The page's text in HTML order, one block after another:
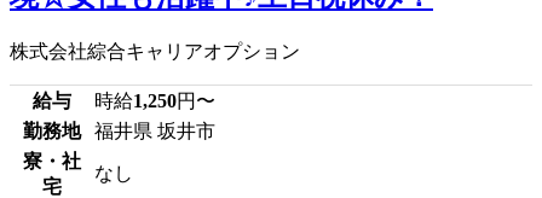
株式会社綜合キャリアオプション
給与 時給1,250円〜
勤務地
福井県 坂井市
寮・社
宅
なし